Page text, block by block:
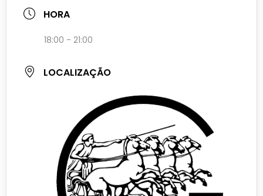
HORA
18:00 - 21:00
LOCALIZAÇÃO